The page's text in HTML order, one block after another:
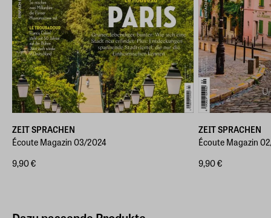
ZEIT SPRACHEN
Écoute Magazin 03/2024
9,90 €
ZEIT SPRACHEN
Écoute Magazin
9,90 €